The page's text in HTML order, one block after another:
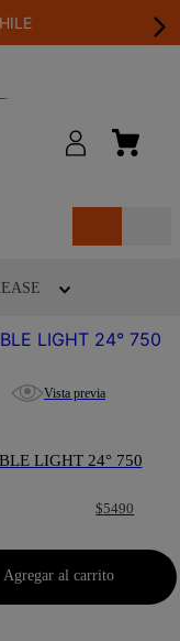
Vista previa
LIGHT 24° 750
$5490
Agregar al carrito